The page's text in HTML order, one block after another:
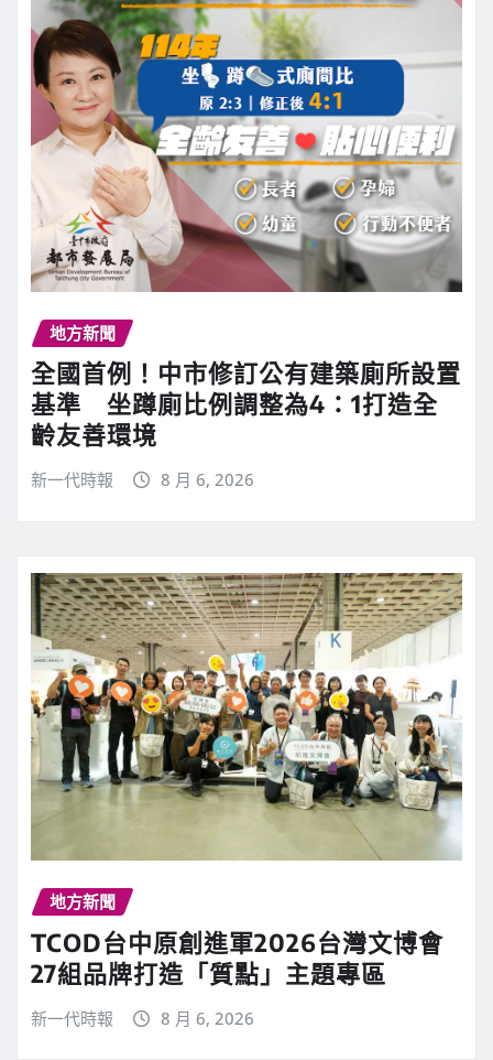
地方新聞
全國首例！中市修訂公有建築廁所設置
基準 坐蹲廁比例調整為4：1打造全
齡友善環境
新一代時報 8 月 6, 2026
地方新聞
TCOD台中原創進軍2026台灣文博會
27組品牌打造「質點」主題專區
新一代時報 8 月 6, 2026